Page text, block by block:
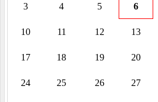
3 4 5 6
10 11 12 13
17 18 19 20
24 25 26 27